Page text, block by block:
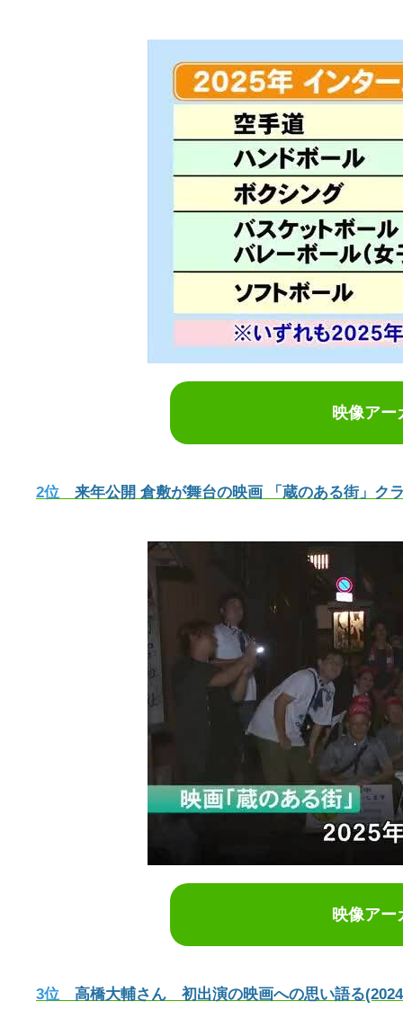
映像アー
2位 来年公開 倉敷が舞台の映画 「蔵のある街」ク
映像アー
3位 高橋大輔さん 初出演の映画への思い語る